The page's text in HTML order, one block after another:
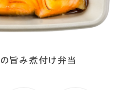
旨み煮付け弁当